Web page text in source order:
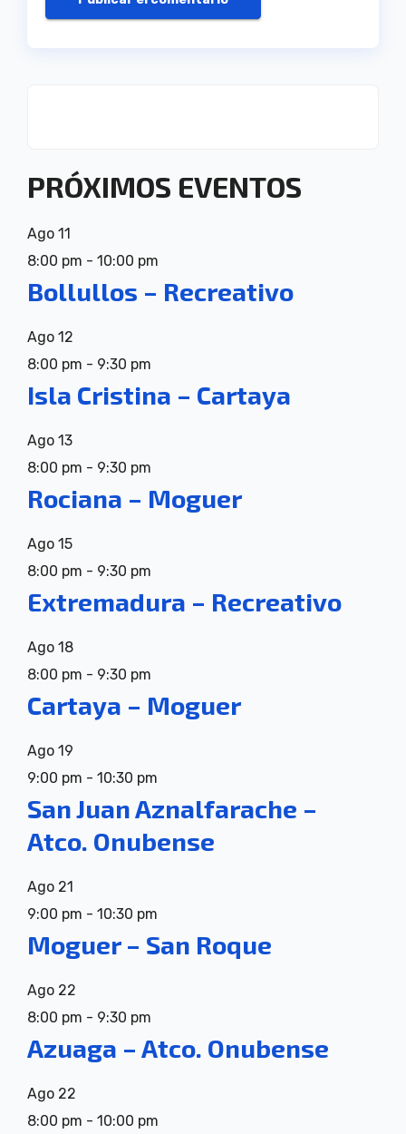
PRÓXIMOS EVENTOS
Ago 11
8:00 pm - 10:00 pm
Bollullos – Recreativo
Ago 12
8:00 pm - 9:30 pm
Isla Cristina – Cartaya
Ago 13
8:00 pm - 9:30 pm
Rociana – Moguer
Ago 15
8:00 pm - 9:30 pm
Extremadura – Recreativo
Ago 18
8:00 pm - 9:30 pm
Cartaya – Moguer
Ago 19
9:00 pm - 10:30 pm
San Juan Aznalfarache –
Atco. Onubense
Ago 21
9:00 pm - 10:30 pm
Moguer – San Roque
Ago 22
8:00 pm - 9:30 pm
Azuaga – Atco. Onubense
Ago 22
8:00 pm - 10:00 pm